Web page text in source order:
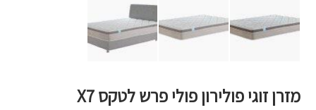
מזרן זוגי פולירון פולי פרש לטקס X7